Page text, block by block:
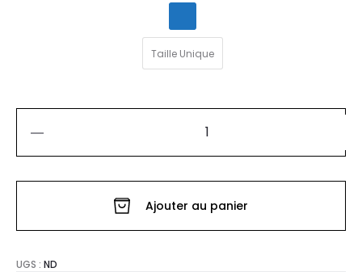
Taille Unique
NEW
Ajouter au panier
UGS : ND